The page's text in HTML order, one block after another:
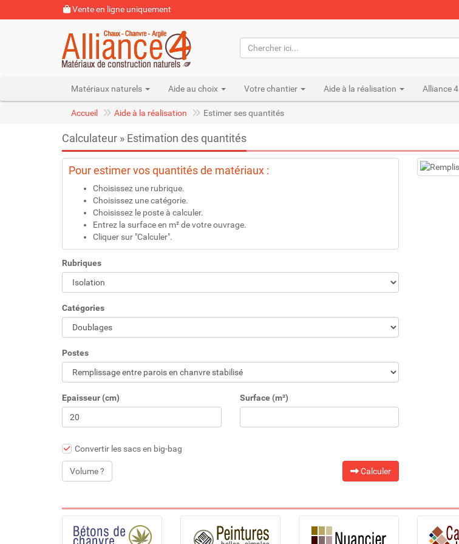
Vente en ligne uniquement
Matériaux naturels Aide au choix Votre chantier Aide à la réalisation Alliance 4
Accueil Aide à la réalisation Estimer ses quantités
Calculateur » Estimation des quantités
Pour estimer vos quantités de matériaux :
Choisissez une rubrique.
Choisissez une catégorie.
Choisissez le poste à calculer.
Entrez la surface en m² de votre ouvrage.
Cliquer sur "Calculer".
Rubriques
Catégories
Postes
Epaisseur (cm) Surface (m²)
Convertir les sacs en big-bag
Volume ? Calculer